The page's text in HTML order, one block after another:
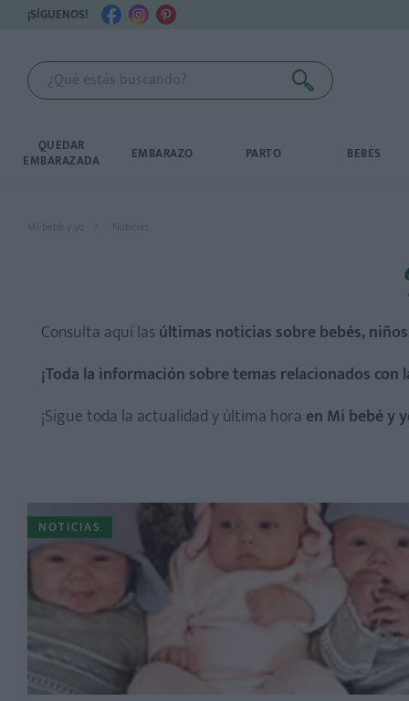
¡SÍGUENOS!
QUEDAR
EMBARAZADA EMBARAZO PARTO BEBÉS
Mi bebé y yo Noticias
Consulta aquí las últimas noticias sobre bebés,
¡Toda la información sobre temas relacionados
¡Sigue toda la actualidad y última hora en Mi bebé y
NOTICIAS